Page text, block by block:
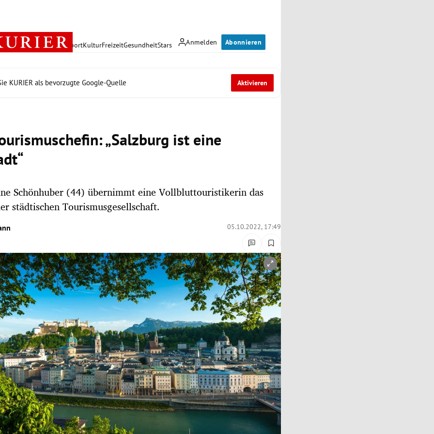
Anmelden Abonnieren
PolitikWirtschaft SportKulturFreizeitGesundheitStars
KURIER als bevorzugte Google-Quelle Aktivieren
„Salzburg ist eine
Schönhuber (44) übernimmt eine Vollbluttouristikerin das
städtischen Tourismusgesellschaft.
05.10.2022, 17:49
öffnen/schließen